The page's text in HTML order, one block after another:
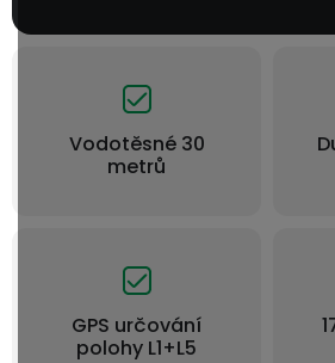
Vodotěsné 30
metrů
GPS určování
polohy L1+L5